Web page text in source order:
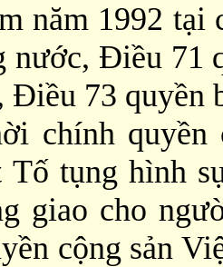
năm 1992
nước, Điều 71
Điều 73 quyền
chính quyền
Tố tụng hình
giao cho
cộng sản